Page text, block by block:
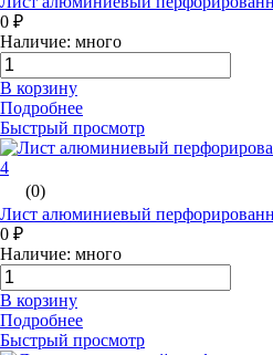
0 ₽
Наличие: много
В корзину
Подробнее
Быстрый просмотр
(0)
Лист алюминиевый
0 ₽
Наличие: много
В корзину
Подробнее
Быстрый просмотр